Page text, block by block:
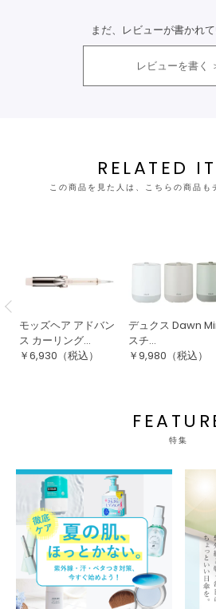
まだ、レビューが書かれて
レビューを書く
RELATED
この商品を見た人は、こちらの商品も
モッズヘア アドバン
ス カーリング...
￥6,930 （税込）
デュクス Dawn
スチ...
￥9,980 （税込）
特集